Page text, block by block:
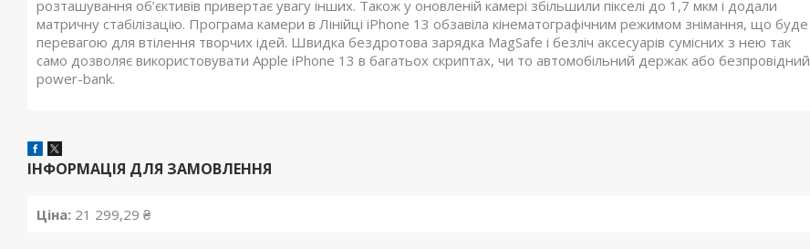
розташування об’єктивів привертає увагу інших. Також у оновленій камері збільшили пікселі до 1,7 мкм і додали
матричну стабілізацію. Програма камери в Лінійці iPhone 13 обзавіла кінематографічним режимом знімання, що буде
перевагою для втілення творчих ідей. Швидка бездротова зарядка MagSafe і безліч аксесуарів сумісних з нею так
само дозволяє використовувати Apple iPhone 13 в багатьох скриптах, чи то автомобільний держак або безпровідний
power-bank.
ІНФОРМАЦІЯ ДЛЯ ЗАМОВЛЕННЯ
Ціна: 21 299,29 ₴